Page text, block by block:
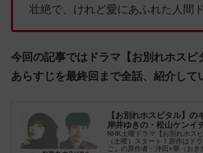
壮絶で、けれど愛にあふれた人間
今回の記事ではドラマ【お別れホスピ
あらすじを最終回まで全話、紹介して
【お別れホスピタル】の
岸井ゆきの・松山ケンイ
NHK土曜ドラマ【お別れホス
（土曜）スタート！原作はド
ご」の原作者・沖田×華（おき